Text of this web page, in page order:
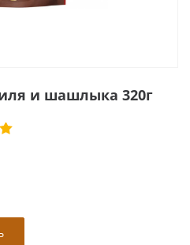
и шашлыка 320г